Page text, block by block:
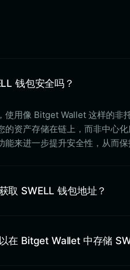
钱包安全吗？
使用像 Bitget Wallet 这样的非
的资产存储在链上，而非中心
能来进一步提升安全性，从而保
取 SWELL 钱包地址？
在 Bitget Wallet 中存储